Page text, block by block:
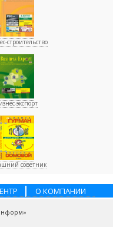
строительство
экспорт
советник
О КОМПАНИИ